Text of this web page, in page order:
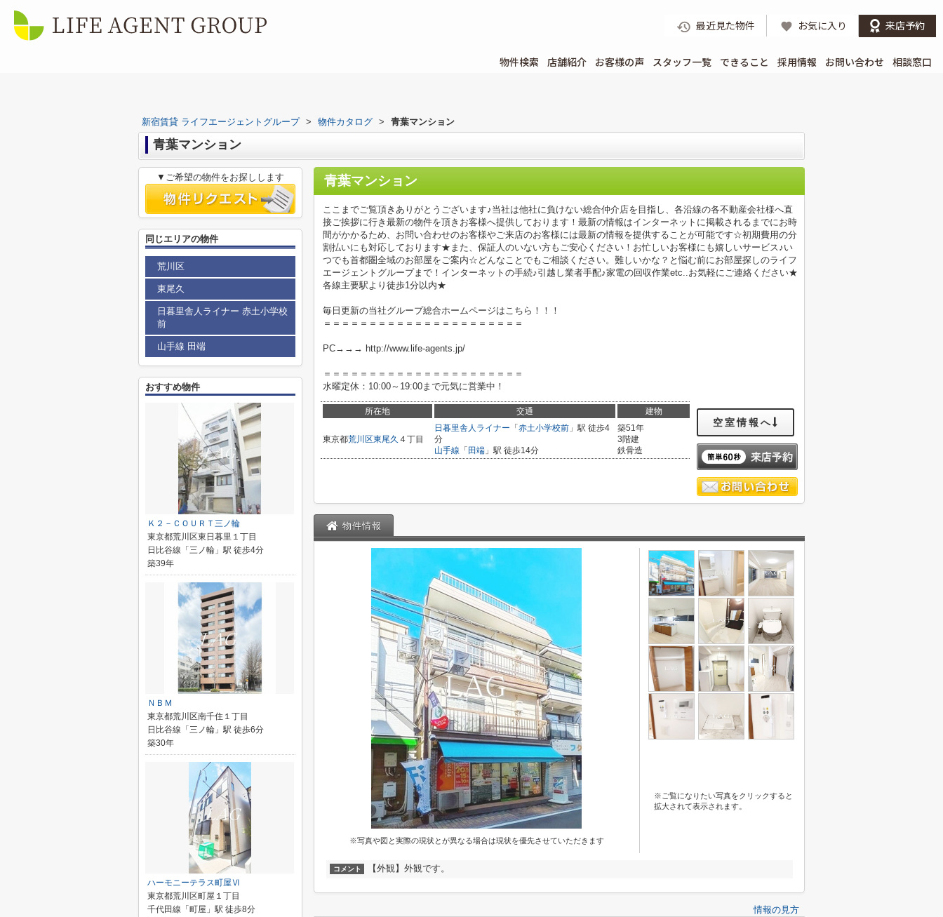
最近見た物件 お気に入り 来店予約
物件検索 店舗紹介 お客様の声 スタッフ一覧 できること 採用情報 お問い合わせ 相談窓口
新宿賃貸 ライフエージェントグループ > 物件カタログ > 青葉マンション
青葉マンション
青葉マンション
ここまでご覧頂きありがとうございます♪当社は他社に負けない総合仲介店を目指し、各沿線の各不動産会社様へ直
接ご挨拶に行き最新の物件を頂きお客様へ提供しております！最新の情報はインターネットに掲載されるまでにお時
間がかかるため、お問い合わせのお客様やご来店のお客様には最新の情報を提供することが可能です☆初期費用の分
割払いにも対応しております★また、保証人のいない方もご安心ください！お忙しいお客様にも嬉しいサービス♪い
つでも首都圏全域のお部屋をご案内☆どんなことでもご相談ください。難しいかな？と悩む前にお部屋探しのライフ
エージェントグループまで！インターネットの手続♪引越し業者手配♪家電の回収作業etc..お気軽にご連絡ください★
各線主要駅より徒歩1分以内★
毎日更新の当社グループ総合ホームページはこちら！！！
＝＝＝＝＝＝＝＝＝＝＝＝＝＝＝＝＝＝＝＝＝＝
PC→→→ http://www.life-agents.jp/
＝＝＝＝＝＝＝＝＝＝＝＝＝＝＝＝＝＝＝＝＝＝
水曜定休：10:00～19:00まで元気に営業中！
所在地 交通 建物
東京都荒川区東尾久 ４丁目
日暮里舎人ライナー 「 赤土小学校前 」駅 徒歩4
分
山手線 「 田端 」駅 徒歩14分
築51年
3階建
鉄骨造
空室情報へ
物件情報
※写真や図と実際の現状とが異なる場合は現状を優先させていただきます
※ご覧になりたい写真をクリックすると
拡大されて表示されます。
コメント 【外観】外観です。
情報の見方
▼ご希望の物件をお探しします
同じエリアの物件
荒川区
東尾久
日暮里舎人ライナー 赤土小学校
前
山手線 田端
おすすめ物件
Ｋ２－ＣＯＵＲＴ三ノ輪
東京都荒川区東日暮里１丁目
日比谷線「三ノ輪」駅 徒歩4分
築39年
ＮＢＭ
東京都荒川区南千住１丁目
日比谷線「三ノ輪」駅 徒歩6分
築30年
ハーモニーテラス町屋Ⅵ
東京都荒川区町屋１丁目
千代田線「町屋」駅 徒歩8分